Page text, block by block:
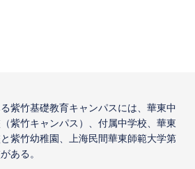
紫竹基礎教育キャンパスには、華東中
紫竹キャンパス）、付属中学校、華東
紫竹幼稚園、上海民間華東師範大学第
ある。